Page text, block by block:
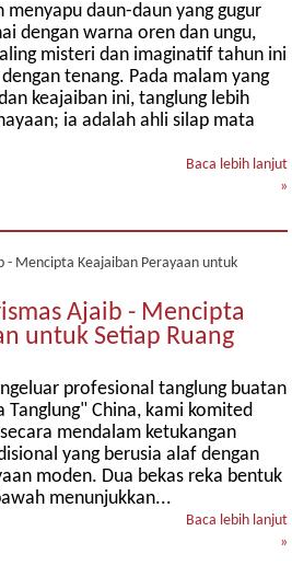
menyapu daun-daun yang gugur
dengan warna oren dan ungu,
misteri dan imaginatif tahun ini
tenang. Pada malam yang
keajaiban ini, tanglung lebih
ia adalah ahli silap mata
Baca lebih lanjut
»
Ajaib - Mencipta
untuk Setiap Ruang
profesional tanglung buatan
Tanglung" China, kami komited
mendalam ketukangan
yang berusia alaf dengan
moden. Dua bekas reka bentuk
menunjukkan...
Baca lebih lanjut
»